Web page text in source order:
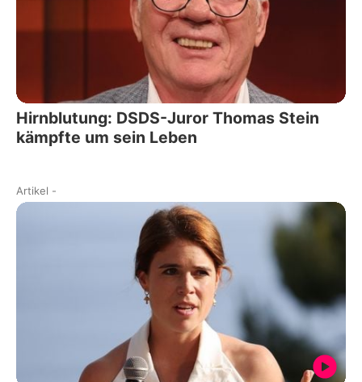
Hirnblutung: DSDS-Juror Thomas Stein
kämpfte um sein Leben
Artikel -